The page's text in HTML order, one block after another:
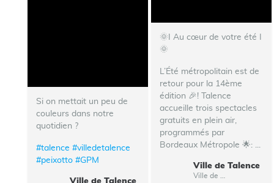
Si on mettait un peu de
couleurs dans notre
quotidien ?
#talence #villedetalence
#peixotto #GPM
🌞I Au cœur de votre été I
🌞
L’Été métropolitain est de
retour pour la 14ème
édition 🎉! Talence
accueille trois spectacles
gratuits en plein air,
programmés par
Bordeaux Métropole 🌟:
Ville de Talence